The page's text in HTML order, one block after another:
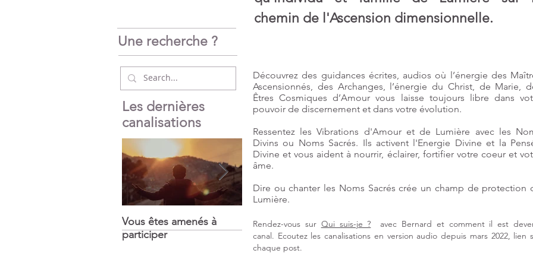
chemin de l'Ascension dimensionnelle.
Une recherche ?
Les dernières
canalisations
Vous êtes amenés à
participer
Puissant, protecteur et
miraculeux
Votre ADN issu du divin
vient des étoiles
La fête du
sommes
Découvrez des guidances écrites, audios où l’énergie des
Ascensionnés, des Archanges, l’énergie du Christ, de Marie,
Êtres Cosmiques d’Amour vous laisse toujours libre dans
pouvoir de discernement et dans votre évolution.
Ressentez les Vibrations d'Amour et de Lumière avec les
Divins ou Noms Sacrés. Ils activent l'Energie Divine et la
Divine et vous aident à nourrir, éclairer, fortifier votre coeur et
âme.
Dire ou chanter les Noms Sacrés crée un champ de protection
Lumière.
Rendez-vous sur Qui suis-je ? avec Bernard et comment il est
canal. Ecoutez les canalisations en version audiodepuis mars 2022, lien
chaque post.